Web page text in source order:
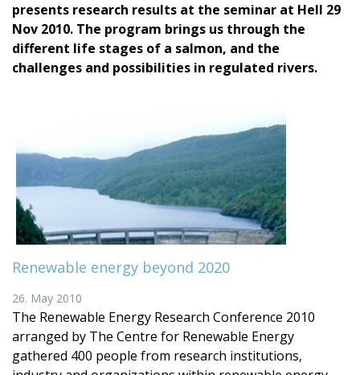
presents research results at the seminar at Hell 29
Nov 2010. The program brings us through the
different life stages of a salmon, and the
challenges and possibilities in regulated rivers.
Renewable energy beyond 2020
26. May 2010
The Renewable Energy Research Conference 2010
arranged by The Centre for Renewable Energy
gathered 400 people from research institutions,